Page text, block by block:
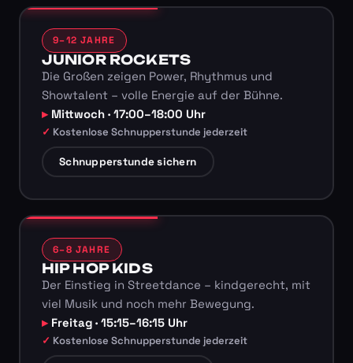
9–12 JAHRE
JUNIOR ROCKETS
Die Großen zeigen Power, Rhythmus und
Showtalent – volle Energie auf der Bühne.
Mittwoch · 17:00–18:00 Uhr
Kostenlose Schnupperstunde jederzeit
Schnupperstunde sichern
6–8 JAHRE
HIP HOP KIDS
Der Einstieg in Streetdance – kindgerecht, mit
viel Musik und noch mehr Bewegung.
Freitag · 15:15–16:15 Uhr
Kostenlose Schnupperstunde jederzeit